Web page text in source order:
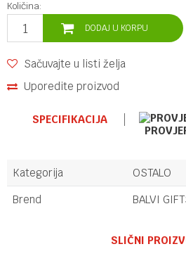
Količina:
DODAJ U KORPU
Sačuvajte u listi želja
Uporedite proizvod
SPECIFIKACIJA
Kategorija
OSTALO
Brend
BALVI
SLIČNI